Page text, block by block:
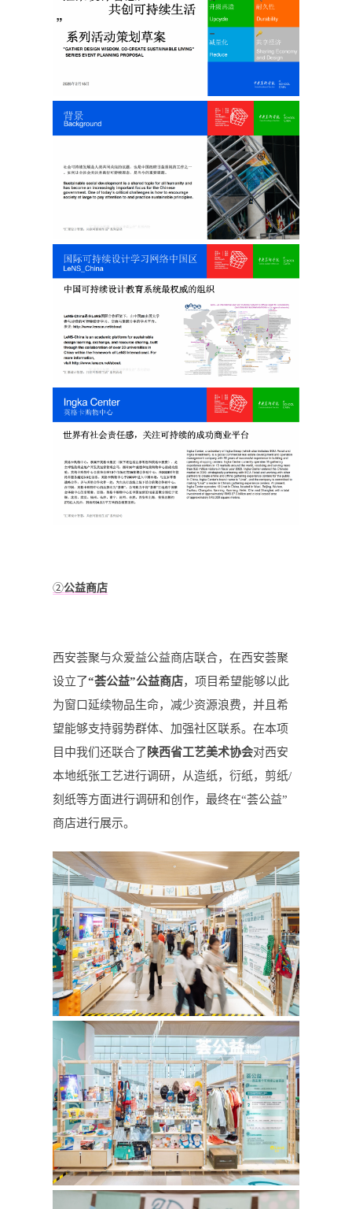
②公益商店
西安荟聚与众爱益公益商店联合，在西安荟聚
设立了“荟公益”公益商店，项目希望能够以此
为窗口延续物品生命，减少资源浪费，并且希
望能够支持弱势群体、加强社区联系。在本项
目中我们还联合了 陕西省工艺美术协会对西安
本地纸张工艺进行调研，从造纸，衍纸，剪纸/
刻纸等方面进行调研和创作，最终在“荟公益”
商店进行展示。